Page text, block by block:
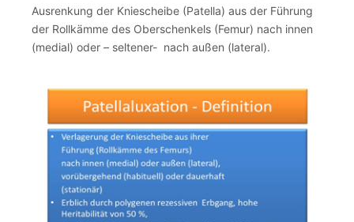
Ausrenkung der Kniescheibe (Patella) aus der Führung
der Rollkämme des Oberschenkels (Femur) nach innen
(medial) oder – seltener- nach außen (lateral).